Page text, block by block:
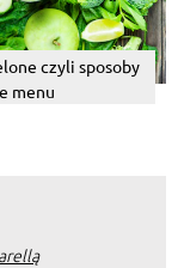
czyli sposoby
menu